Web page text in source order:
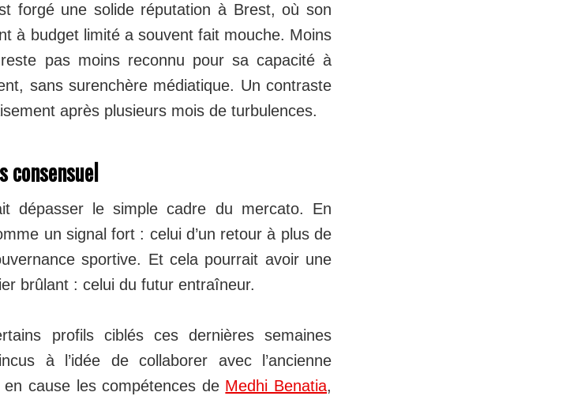
forgé une solide réputation à Brest, où son
à budget limité a souvent fait mouche. Moins
pas moins reconnu pour sa capacité à
sans surenchère médiatique. Un contraste
après plusieurs mois de turbulences.
consensuel
dépasser le simple cadre du mercato. En
un signal fort : celui d’un retour à plus de
sportive. Et cela pourrait avoir une
brûlant : celui du futur entraîneur.
profils ciblés ces dernières semaines
à l’idée de collaborer avec l’ancienne
cause les compétences de Medhi Benatia,